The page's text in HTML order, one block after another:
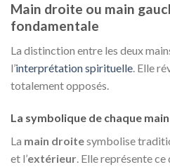
Main droite ou main
fondamentale
La distinction entre les deux
l’interprétation spirituelle. Elle
totalement opposés.
La symbolique de chaque main
La main droitesymbolise
et l’extérieur . Elle représente